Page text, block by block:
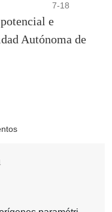
7-18
e
Autónoma de